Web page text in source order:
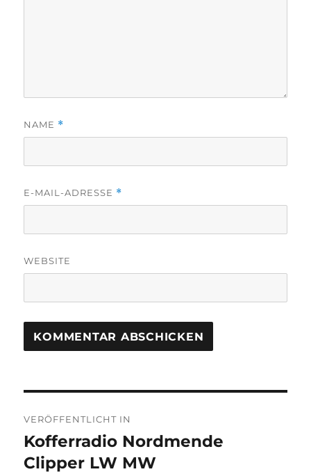
NAME *
E-MAIL-ADRESSE *
WEBSITE
VERÖFFENTLICHT IN
Kofferradio Nordmende
Clipper LW MW